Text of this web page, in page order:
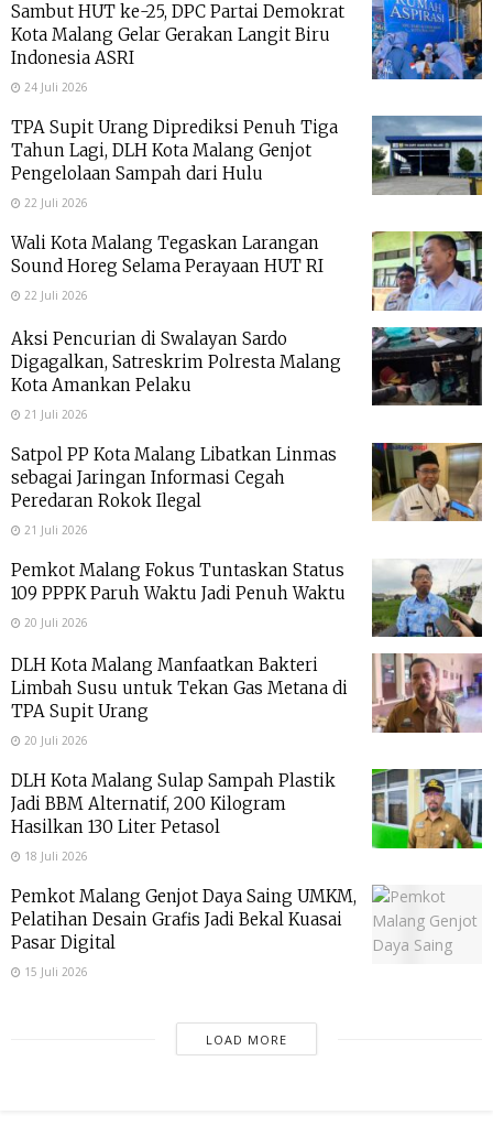
Sambut HUT ke-25, DPC Partai Demokrat
Kota Malang Gelar Gerakan Langit Biru
Indonesia ASRI
24 Juli 2026
TPA Supit Urang Diprediksi Penuh Tiga
Tahun Lagi, DLH Kota Malang Genjot
Pengelolaan Sampah dari Hulu
22 Juli 2026
Wali Kota Malang Tegaskan Larangan
Sound Horeg Selama Perayaan HUT RI
22 Juli 2026
Aksi Pencurian di Swalayan Sardo
Digagalkan, Satreskrim Polresta Malang
Kota Amankan Pelaku
21 Juli 2026
Satpol PP Kota Malang Libatkan Linmas
sebagai Jaringan Informasi Cegah
Peredaran Rokok Ilegal
21 Juli 2026
Pemkot Malang Fokus Tuntaskan Status
109 PPPK Paruh Waktu Jadi Penuh Waktu
20 Juli 2026
DLH Kota Malang Manfaatkan Bakteri
Limbah Susu untuk Tekan Gas Metana di
TPA Supit Urang
20 Juli 2026
DLH Kota Malang Sulap Sampah Plastik
Jadi BBM Alternatif, 200 Kilogram
Hasilkan 130 Liter Petasol
18 Juli 2026
Pemkot Malang Genjot Daya Saing UMKM,
Pelatihan Desain Grafis Jadi Bekal Kuasai
Pasar Digital
15 Juli 2026
LOAD MORE